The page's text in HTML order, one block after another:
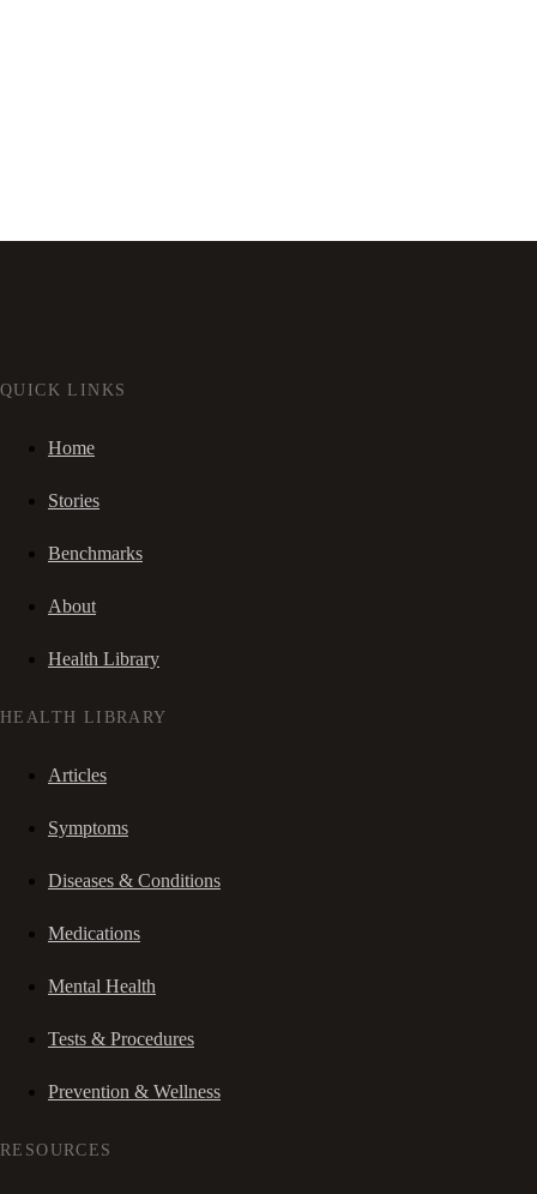
QUICK LINKS
Home
Stories
Benchmarks
About
Health Library
HEALTH LIBRARY
Articles
Symptoms
Diseases & Conditions
Medications
Mental Health
Tests & Procedures
Prevention & Wellness
RESOURCES